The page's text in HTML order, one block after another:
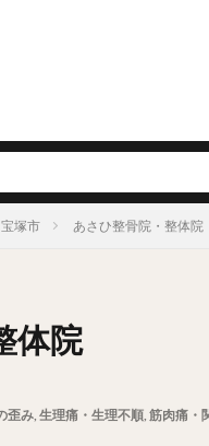
宝塚市 あさひ整骨院・整体院
体院
歪み, 生理痛・生理不順, 筋肉痛・